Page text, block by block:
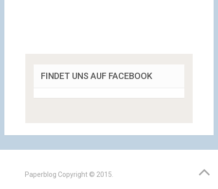
FINDET UNS AUF FACEBOOK
Paperblog Copyright © 2015.